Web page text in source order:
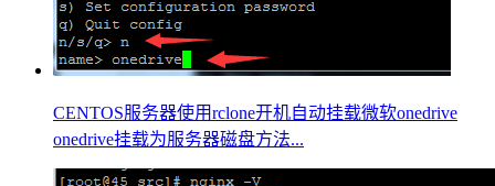
CENTOS服务器使用rclone开机自动挂载微软onedrive
onedrive挂载为服务器磁盘方法...